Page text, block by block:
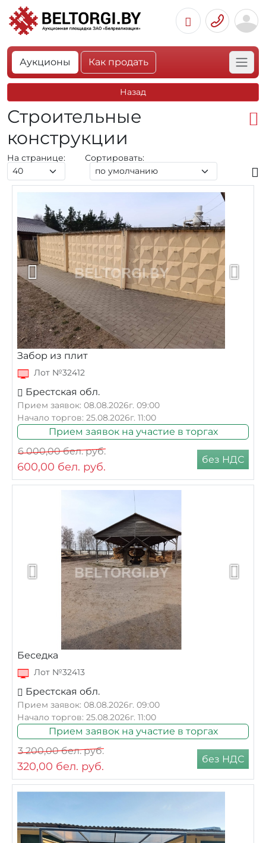
Аукционы Как продать
Назад
Строительные
конструкции
На странице: Сортировать:
Забор из плит
Лот №32412
Брестская обл.
Прием заявок: 08.08.2026г. 09:00
Начало торгов: 25.08.2026г. 11:00
Прием заявок на участие в торгах
6 000,00бел. руб.
600,00 бел. руб.
без НДС
Беседка
Лот №32413
Брестская обл.
Прием заявок: 08.08.2026г. 09:00
Начало торгов: 25.08.2026г. 11:00
Прием заявок на участие в торгах
3 200,00бел. руб.
320,00 бел. руб.
без НДС